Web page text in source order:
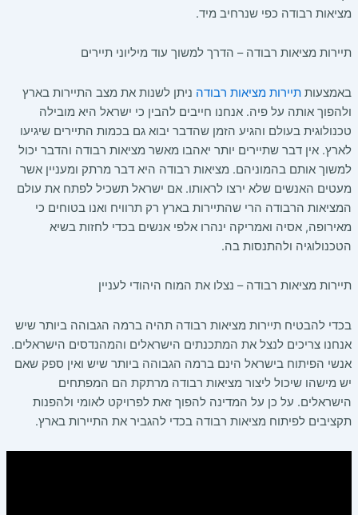
מציאות רבודה כפי שנרחיב מיד.
תיירות מציאות רבודה – הדרך למשוך עוד מיליוני תיירים
באמצעות תיירות מציאות רבודה ניתן לשנות את מצב התיירות בארץ
ולהפוך אותה על פיה. אנחנו חייבים להבין כי ישראל היא מובילה
טכנולוגית בעולם והגיע הזמן שהדבר יבוא גם בכמות התיירים שיגיעו
לארץ. אין דבר שתיירים יותר יאהבו מאשר מציאות רבודה והדבר יכול
למשוך אותם בהמוניהם. מציאות רבודה היא דבר מרתק ומעניין אשר
מעטים האנשים שלא ירצו לראותו. אם ישראל תשכיל לפתח את עולם
המציאות הרבודה הרי שהתיירות בארץ רק תרוויח ואנו בטוחים כי
מאירופה, אסיה ואמריקה ינהרו אלפי אנשים בכדי לחזות בשיא
הטכנולוגיה ולהתנסות בה.
תיירות מציאות רבודה – נצלו את המוח היהודי לעניין
בכדי להבטיח תיירות מציאות רבודה תהיה ברמה הגבוהה ביותר שיש
אנחנו צריכים לנצל את המתכנתים הישראלים והמהנדסים הישראלים.
אנשי הפיתוח בישראל הינם ברמה הגבוהה ביותר שיש ואין ספק שאם
יש מישהו שיכול ליצור מציאות רבודה מרתקת הם המפתחים
הישראלים. על כן על המדינה להפוך זאת לפרויקט לאומי ולהפנות
תקציבים לפיתוח מציאות רבודה בכדי להגביר את התיירות בארץ.